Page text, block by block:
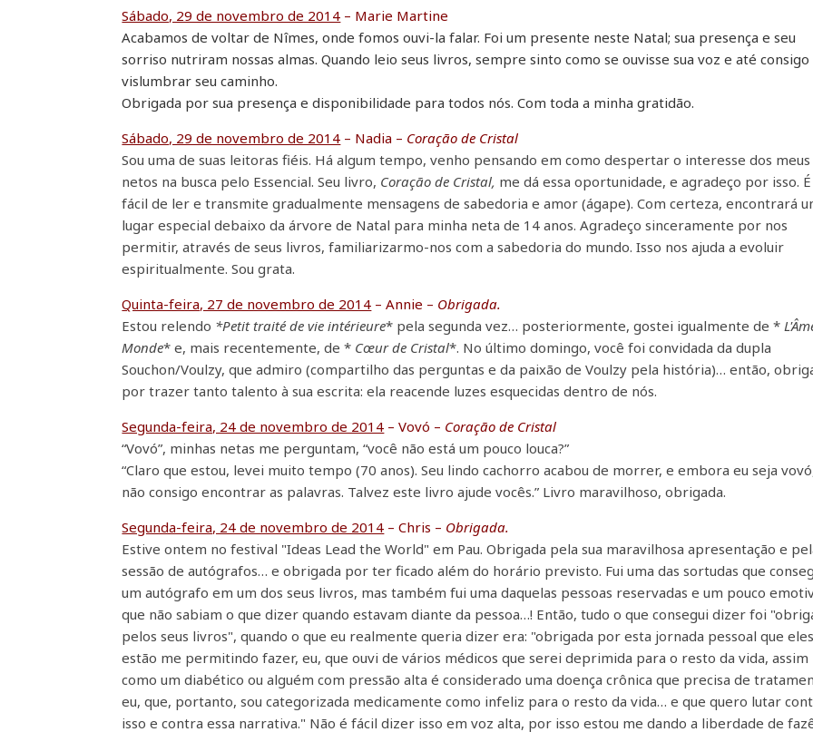
Sábado, 29 de novembro de 2014 – Marie Martine
Acabamos de voltar de Nîmes, onde fomos ouvi-la falar. Foi um presente neste Natal; sua presença e seu
sorriso nutriram nossas almas.Quando leio seus livros, sempre sinto como se ouvisse sua voz e até consigo
vislumbrar seu caminho.
Obrigada por sua presença e disponibilidade para todos nós.Com toda a minha gratidão.
Sábado, 29 de novembro de 2014 – Nadia – Coração de Cristal
Sou uma de suas leitoras fiéis. Há algum tempo, venho pensando em como despertar o interesse dos meus
netos na busca pelo Essencial. Seu livro, Coração de Cristal, me dá essa oportunidade, e agradeço por isso. É
fácil de ler e transmite gradualmente mensagens de sabedoria e amor (ágape). Com certeza, encontrará
lugar especial debaixo da árvore de Natal para minha neta de 14 anos. Agradeço sinceramente por nos
permitir, através de seus livros, familiarizarmo-nos com a sabedoria do mundo. Isso nos ajuda a evoluir
espiritualmente. Sou grata.
Quinta-feira, 27 de novembro de 2014 – Annie – Obrigada.
Estou relendo *Petit traité de vie intérieure* pela segunda vez… posteriormente, gostei igualmente de *
Monde* e, mais recentemente, de * Cœur de Cristal*. No último domingo, você foi convidada da dupla
Souchon/Voulzy, que admiro (compartilho das perguntas e da paixão de Voulzy pela história)… então,
por trazer tanto talento à sua escrita: ela reacende luzes esquecidas dentro de nós.
Segunda-feira, 24 de novembro de 2014 – Vovó – Coração de Cristal
“Vovó”, minhas netas me perguntam, “você não está um pouco louca?”
“Claro que estou, levei muito tempo (70 anos). Seu lindo cachorro acabou de morrer, e embora eu seja
não consigo encontrar as palavras. Talvez este livro ajude vocês.” Livro maravilhoso, obrigada.
Segunda-feira, 24 de novembro de 2014 – Chris – Obrigada.
Estive ontem no festival "Ideas Lead the World" em Pau. Obrigada pela sua maravilhosa apresentação e
sessão de autógrafos… e obrigada por ter ficado além do horário previsto. Fui uma das sortudas que
um autógrafo em um dos seus livros, mas também fui uma daquelas pessoas reservadas e um pouco
que não sabiam o que dizer quando estavam diante da pessoa…! Então, tudo o que consegui dizer foi
pelos seus livros", quando o que eu realmente queria dizer era: "obrigada por esta jornada pessoal que eles
estão me permitindo fazer, eu, que ouvi de vários médicos que serei deprimida para o resto da vida, assim
como um diabético ou alguém com pressão alta é considerado uma doença crônica que precisa de
eu, que, portanto, sou categorizada medicamente como infeliz para o resto da vida… e que quero lutar
isso e contra essa narrativa." Não é fácil dizer isso em voz alta, por isso estou me dando a liberdade de